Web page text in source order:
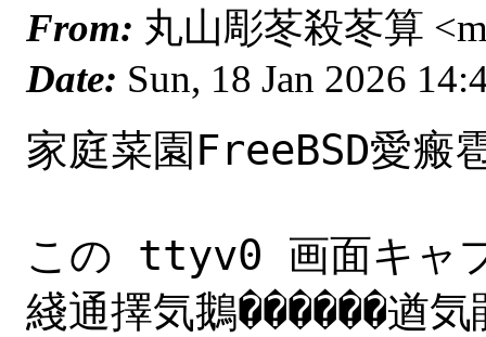
From: 丸山彫苳殺苳算
Date: Sun, 18 Jan 2026
家庭菜園FreeBSD愛瘢
この ttyv0 画面キャ
綫通擇気鵝������遒